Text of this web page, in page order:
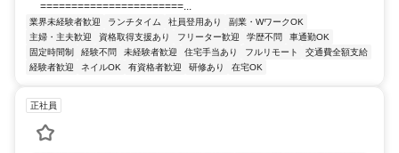
=======================...
業界未経験者歓迎 ランチタイム 社員登用あり
副業・WワークOK
主婦・主夫歓迎
資格取得支援あり フリーター歓迎 学歴不問
車通勤OK
固定時間制
経験不問 未経験者歓迎 住宅手当あり フルリモート
交通費全額支給
経験者歓迎
ネイルOK 有資格者歓迎 研修あり 在宅OK
正社員